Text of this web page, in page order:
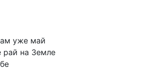
уже май
рай на Земле